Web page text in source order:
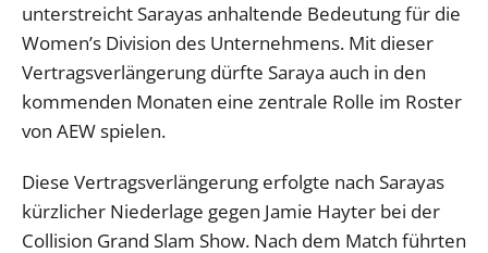
unterstreicht Sarayas anhaltende Bedeutung für die
Women’s Division des Unternehmens. Mit dieser
Vertragsverlängerung dürfte Saraya auch in den
kommenden Monaten eine zentrale Rolle im Roster
von AEW spielen.
Diese Vertragsverlängerung erfolgte nach Sarayas
kürzlicher Niederlage gegen Jamie Hayter bei der
Collision Grand Slam Show. Nach dem Match führten